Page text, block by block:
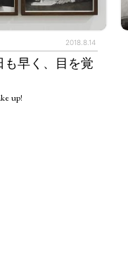
2018.8.14
も早く、目を覚
up!